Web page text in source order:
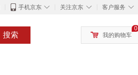
◇
手机京东 ◇
关注京东 ◇
客户服务
搜索
0
我的购物车